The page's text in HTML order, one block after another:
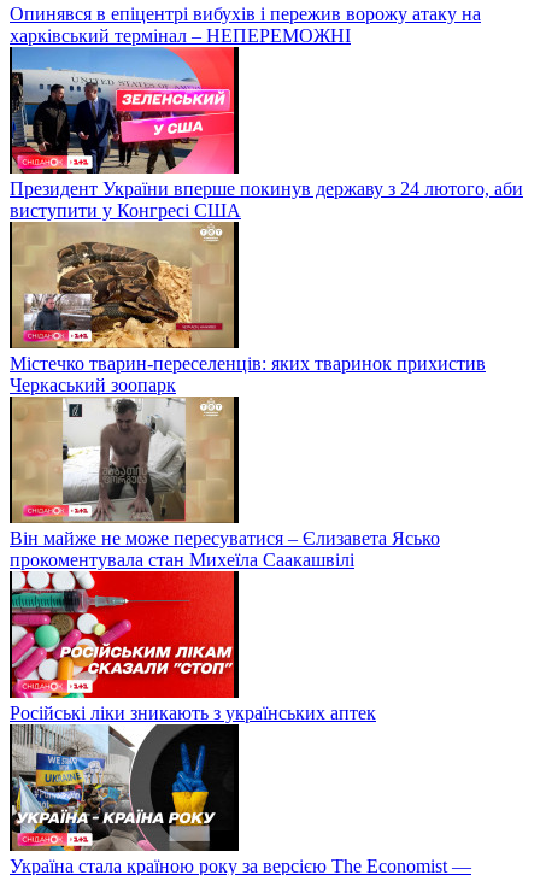
Опинявся в епіцентрі вибухів і пережив ворожу атаку на
харківський термінал – НЕПЕРЕМОЖНІ
Президент України вперше покинув державу з 24 лютого, аби
виступити у Конгресі США
Містечко тварин-переселенців: яких тваринок прихистив
Черкаський зоопарк
Він майже не може пересуватися – Єлизавета Ясько
прокоментувала стан Михеїла Саакашвілі
Російські ліки зникають з українських аптек
Україна стала країною року за версією The Economist —